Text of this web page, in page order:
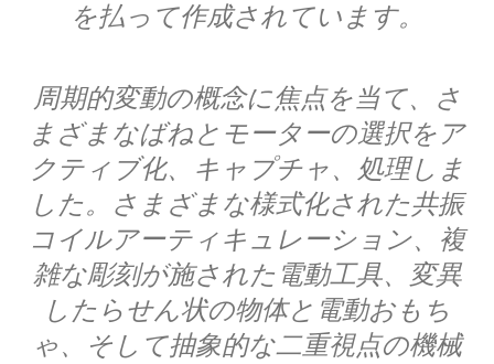
を払って作成されています。
周期的変動の概念に焦点を当て、さ
まざまなばねとモーターの選択をア
クティブ化、キャプチャ、処理しま
した。さまざまな様式化された共振
コイルアーティキュレーション、複
雑な彫刻が施された電動工具、変異
したらせん状の物体と電動おもち
ゃ、そして抽象的な二重視点の機械